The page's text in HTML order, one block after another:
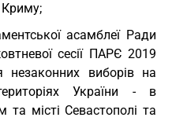
Криму;
асамблеї Ради
сесії ПАРЄ 2019
незаконних виборів на
України - в
та місті Севастополі та